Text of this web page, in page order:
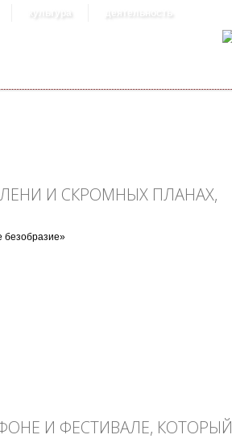
культура деятельность
И СКРОМНЫХ ПЛАНАХ,
безобразие»
И ФЕСТИВАЛЕ, КОТОРЫЙ